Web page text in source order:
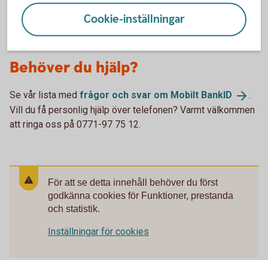
Behöver du hjälp?
Se vår lista med frågor och svar om Mobilt BankID
.
Vill du få personlig hjälp över telefonen? Varmt välkommen
att ringa oss på 0771-97 75 12.
För att se detta innehåll behöver du först
godkänna cookies för Funktioner, prestanda
och statistik.
Inställningar för cookies
Cookie-inställningar